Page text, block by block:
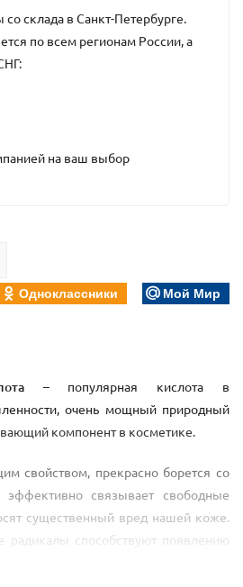
склада в Санкт-Петербурге.
по всем регионам России, а
на ваш выбор
Одноклассники Мой Мир
– популярная кислота в
очень мощный природный
компонент в косметике.
свойством, прекрасно борется со
эффективно связывает свободные
существенный вред нашей коже.
радикалы способствуют появлению
старению и повреждениям